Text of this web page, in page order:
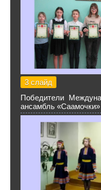
3 слайд
Победители
ансамбль «Саамочки»